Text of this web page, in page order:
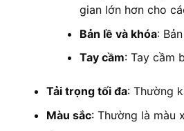
gian lớn hơn cho
Bản lề và khóa:
Tay cầm: Tay cầm
Tải trọng tối đa: Thường
Màu sắc: Thường là màu